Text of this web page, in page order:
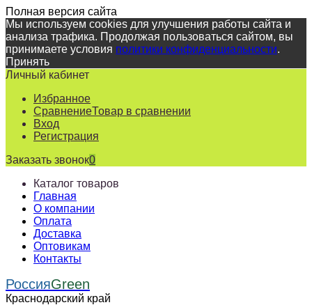
Полная версия сайта
Мы используем cookies для улучшения работы сайта и
анализа трафика. Продолжая пользоваться сайтом, вы
принимаете условия политики конфиденциальности.
Принять
Личный кабинет
Избранное
СравнениеТовар в сравнении
Вход
Регистрация
Заказать звонок0
Каталог товаров
Главная
О компании
Оплата
Доставка
Оптовикам
Контакты
РоссияGreen
Краснодарский край